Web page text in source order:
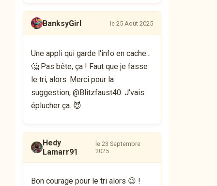
BanksyGirl le 25 Août 2025
Une appli qui garde l'info en cache...
🤔 Pas bête, ça ! Faut que je fasse
le tri, alors. Merci pour la
suggestion, @Blitzfaust40. J'vais
éplucher ça. 😈
Hedy
Lamarr91
le 23 Septembre
2025
Bon courage pour le tri alors 😉 !